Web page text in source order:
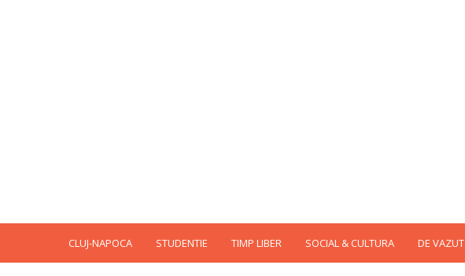
CLUJ-NAPOCA STUDENTIE TIMP LIBER SOCIAL & CULTURA DE VAZUT